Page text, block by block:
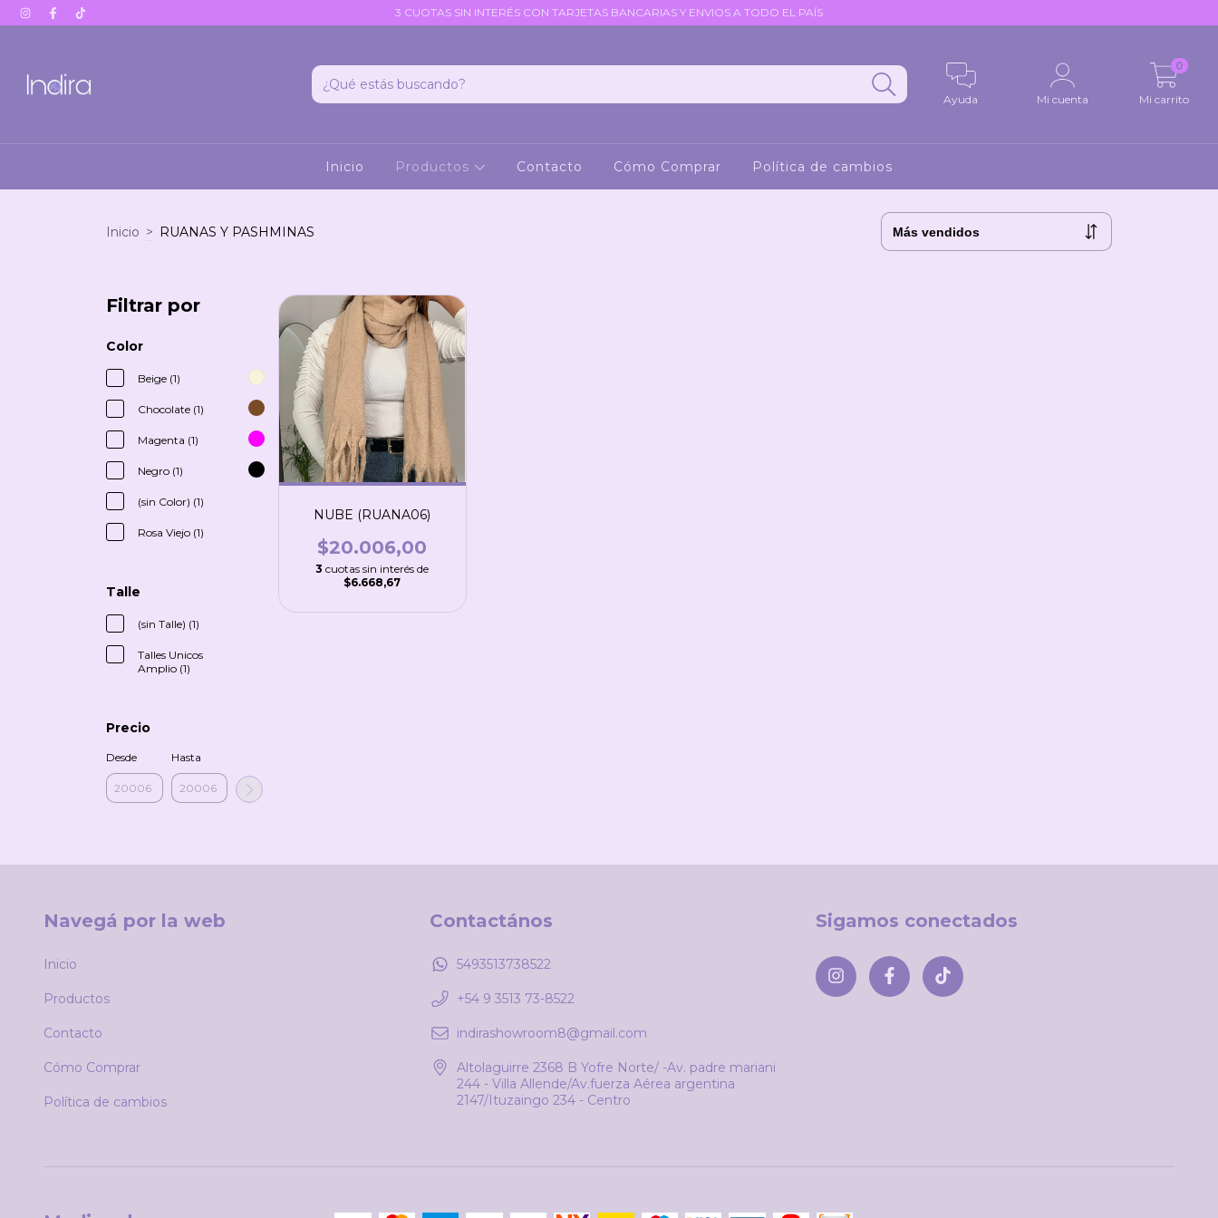
3 CUOTAS SIN INTERÉS CON TARJETAS BANCARIAS Y ENVIOS A TODO EL PAÍS
Ayuda Mi cuenta Mi carrito
0
Inicio Productos Contacto Cómo Comprar Política de cambios
Inicio > RUANAS Y PASHMINAS
Filtrar por
Color
Beige (1)
Chocolate (1)
Magenta (1)
Negro (1)
(sin Color) (1)
Rosa Viejo (1)
Talle
(sin Talle) (1)
Talles Unicos
Amplio (1)
Precio
Desde Hasta
NUBE (RUANA06)
$20.006,00
3 cuotas sin interés de
$6.668,67
Navegá por la web
Inicio
Productos
Contacto
Cómo Comprar
Política de cambios
Contactános
5493513738522
+54 9 3513 73-8522
indirashowroom8@gmail.com
Altolaguirre 2368 B Yofre Norte/ -Av. padre mariani
244 - Villa Allende/Av.fuerza Aérea argentina
2147/Ituzaingo 234 - Centro
Sigamos conectados